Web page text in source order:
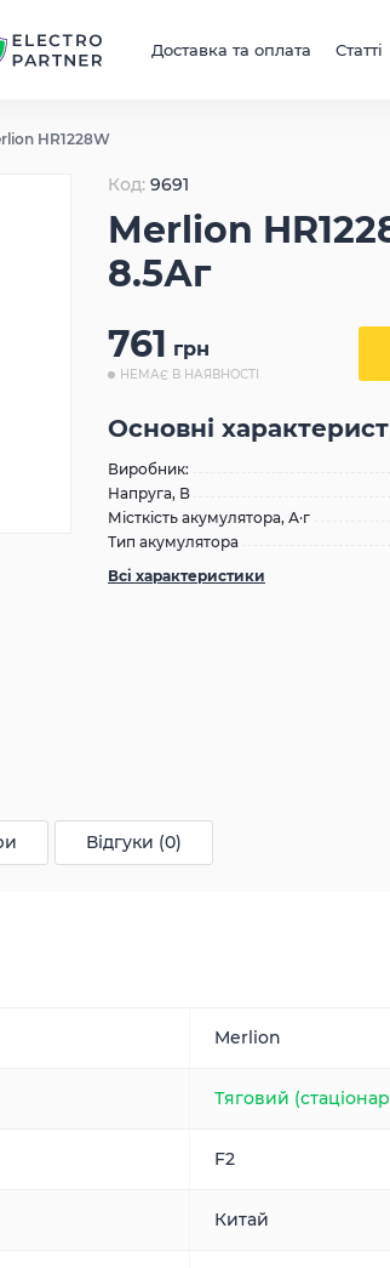
Доставка та оплата Статті
HR1228W
Код: 9691
Merlion
8.5Аг
761 грн
НЕМАЄ В НАЯВНОСТІ
Основні
Виробник:
Напруга, В
Місткість акумулятора, А·г
Тип акумулятора
Всі характеристики
Відгуки (0)
Merlion
Тяговий
F2
Китай